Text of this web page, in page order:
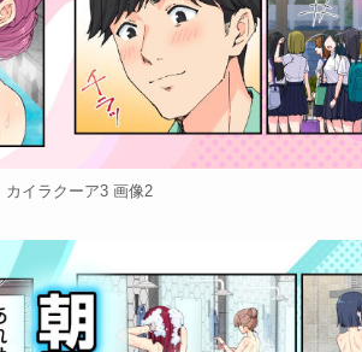
カイラクーア3 画像2